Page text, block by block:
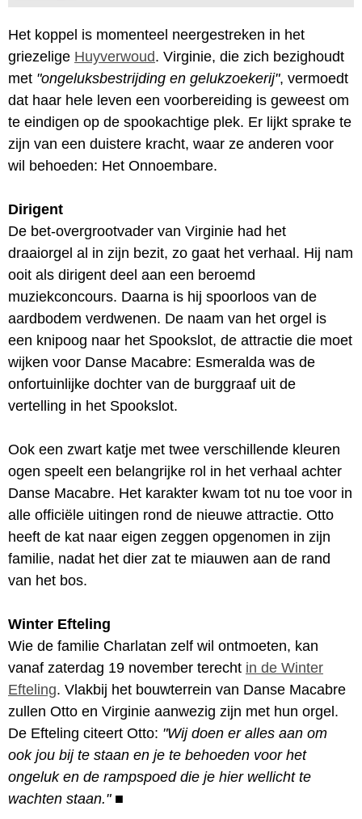
Het koppel is momenteel neergestreken in het
griezelige Huyverwoud. Virginie, die zich bezighoudt
met "ongeluksbestrijding en gelukzoekerij", vermoedt
dat haar hele leven een voorbereiding is geweest om
te eindigen op de spookachtige plek. Er lijkt sprake te
zijn van een duistere kracht, waar ze anderen voor
wil behoeden: Het Onnoembare.
Dirigent
De bet-overgrootvader van Virginie had het
draaiorgel al in zijn bezit, zo gaat het verhaal. Hij nam
ooit als dirigent deel aan een beroemd
muziekconcours. Daarna is hij spoorloos van de
aardbodem verdwenen. De naam van het orgel is
een knipoog naar het Spookslot, de attractie die moet
wijken voor Danse Macabre: Esmeralda was de
onfortuinlijke dochter van de burggraaf uit de
vertelling in het Spookslot.
Ook een zwart katje met twee verschillende kleuren
ogen speelt een belangrijke rol in het verhaal achter
Danse Macabre. Het karakter kwam tot nu toe voor in
alle officiële uitingen rond de nieuwe attractie. Otto
heeft de kat naar eigen zeggen opgenomen in zijn
familie, nadat het dier zat te miauwen aan de rand
van het bos.
Winter Efteling
Wie de familie Charlatan zelf wil ontmoeten, kan
vanaf zaterdag 19 november terecht in de Winter
Efteling. Vlakbij het bouwterrein van Danse Macabre
zullen Otto en Virginie aanwezig zijn met hun orgel.
De Efteling citeert Otto: "Wij doen er alles aan om
ook jou bij te staan en je te behoeden voor het
ongeluk en de rampspoed die je hier wellicht te
wachten staan." ■